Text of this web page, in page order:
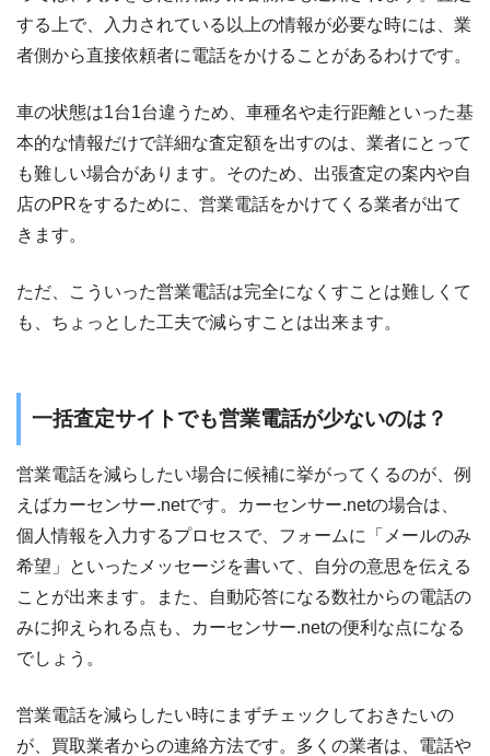
する上で、入力されている以上の情報が必要な時には、業
者側から直接依頼者に電話をかけることがあるわけです。
車の状態は1台1台違うため、車種名や走行距離といった基
本的な情報だけで詳細な査定額を出すのは、業者にとって
も難しい場合があります。そのため、出張査定の案内や自
店のPRをするために、営業電話をかけてくる業者が出て
きます。
ただ、こういった営業電話は完全になくすことは難しくて
も、ちょっとした工夫で減らすことは出来ます。
一括査定サイトでも営業電話が少ないのは？
営業電話を減らしたい場合に候補に挙がってくるのが、例
えばカーセンサー.netです。カーセンサー.netの場合は、
個人情報を入力するプロセスで、フォームに「メールのみ
希望」といったメッセージを書いて、自分の意思を伝える
ことが出来ます。また、自動応答になる数社からの電話の
みに抑えられる点も、カーセンサー.netの便利な点になる
でしょう。
営業電話を減らしたい時にまずチェックしておきたいの
が、買取業者からの連絡方法です。多くの業者は、電話や